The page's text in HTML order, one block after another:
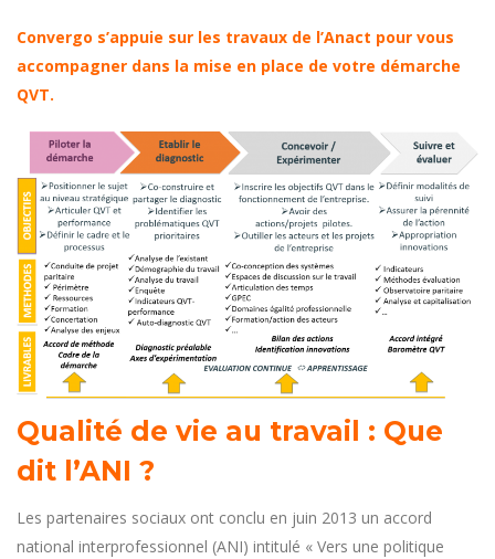
Convergo s’appuie sur les travaux de l’Anact pour vous
accompagner dans la mise en place de votre démarche
QVT.
Qualité de vie au travail : Que
dit l’ANI ?
Les partenaires sociaux ont conclu en juin 2013 un accord
national interprofessionnel (ANI) intitulé « Vers une politique